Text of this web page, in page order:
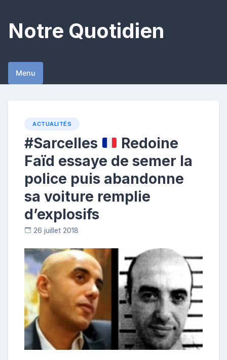
content
Notre Quotidien
Menu
ACTUALITÉS
#Sarcelles
Redoine
Faïd essaye de semer la
police puis abandonne
sa voiture remplie
d’explosifs
26 juillet 2018
e
p
o
s
t
e
u
r